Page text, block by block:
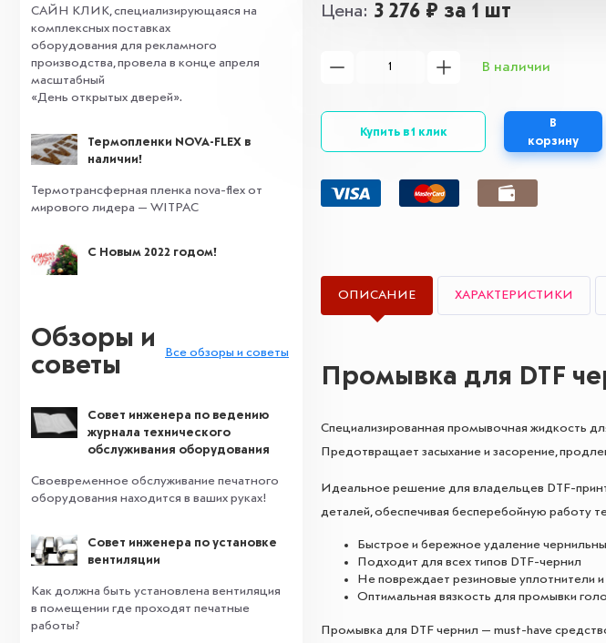
САЙН КЛИК, специализирующаяся на
комплексных поставках
оборудования для рекламного
производства, провела в конце апреля
масштабный
«День открытых дверей».
Термопленки NOVA-FLEX в
наличии!
Термотрансферная пленка nova-flex от
мирового лидера — WITPAC
С Новым 2022 годом!
Обзоры и
советы
Все обзоры и советы
Совет инженера по ведению
журнала технического
обслуживания оборудования
Своевременное обслуживание печатного
оборудования находится в ваших руках!
Совет инженера по установке
вентиляции
Как должна быть установлена вентиляция
в помещении где проходят печатные
работы?
Цена 3 276 ₽ за 1 шт
В наличии
Купить в 1 клик
В
корзину
ОПИСАНИЕ ХАРАКТЕРИСТИКИ
Промывка для DTF
Специализированная промывочная жидкость
Предотвращает засыхание и засорение,
Идеальное решение для владельцев DTF-
деталей, обеспечивая бесперебойную работу
Быстрое и бережное удаление
Подходит для всех типов DTF-чернил
Не повреждает резиновые уплотнители
Оптимальная вязкость для промывки
Промывка для DTF чернил — must-have